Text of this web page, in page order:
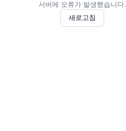
서버에 오류가 발생했습니다.
새로고침